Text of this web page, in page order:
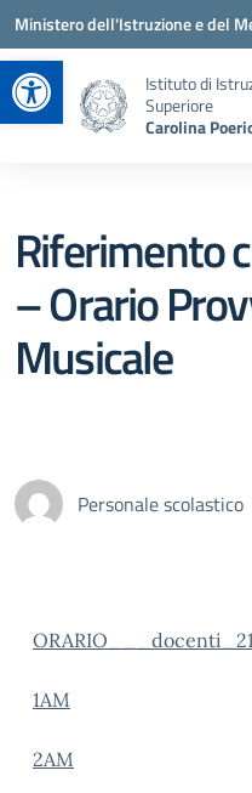
Apri la barra
Vai ai contenuti
Vai al menu di navigazione
Vai al footer
Ministero dell'Istruzione e del
Istituto di
Superiore
Carolina
Riferimento
– Orario
Musicale
Personale scolastico
1AM
2AM